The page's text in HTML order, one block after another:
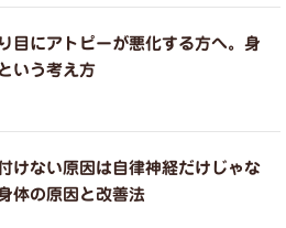
目にアトピーが悪化する方へ。身
いう考え方
けない原因は自律神経だけじゃな
体の原因と改善法